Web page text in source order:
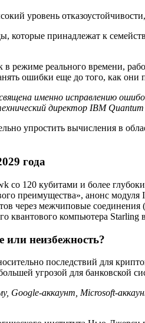
уровень
которые принадлежат к
в режиме реального времени,
ошибки еще до того, как они
именно исправлению
директор IBM
упростить вычисления в
года
со 120 кубитами и более
преимущества», анонс
через межчиповые соединения
квантового компьютера
или неизбежность?
последствий для
угрозой для банковской
Google-аккаунт, Microsoft-